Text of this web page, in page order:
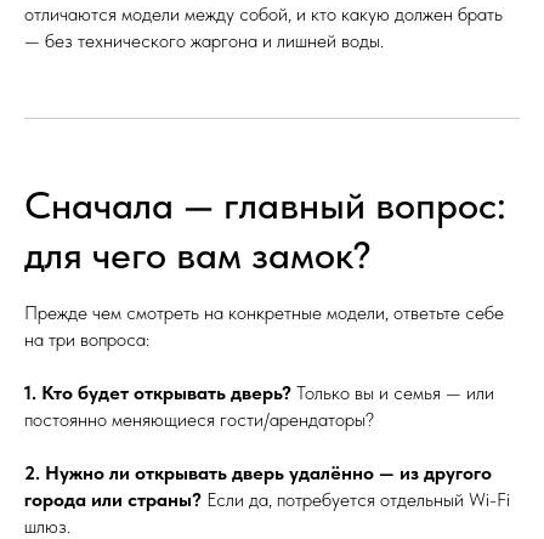
отличаются модели между собой, и кто какую должен брать
— без технического жаргона и лишней воды.
Сначала — главный вопрос:
для чего вам замок?
Прежде чем смотреть на конкретные модели, ответьте себе
на три вопроса:
1. Кто будет открывать дверь? Только вы и семья — или
постоянно меняющиеся гости/арендаторы?
2. Нужно ли открывать дверь удалённо — из другого
города или страны? Если да, потребуется отдельный Wi-Fi
шлюз.